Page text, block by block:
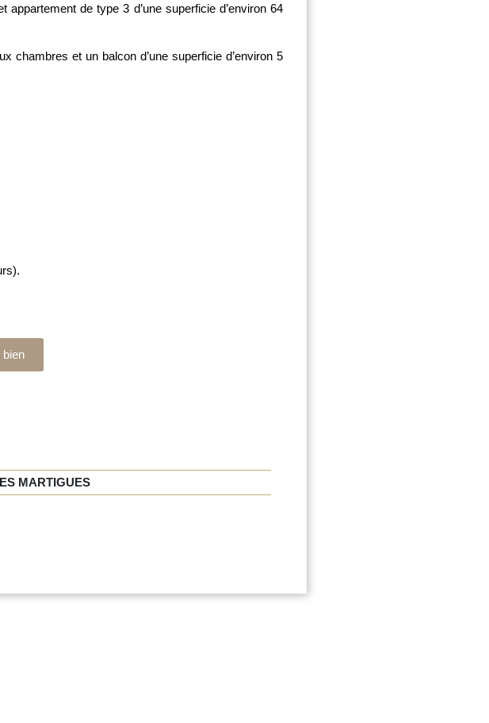
de type 3 d’une superficie d’environ 64
chambres et un balcon d’une superficie d’environ 5
bien
MARTIGUES